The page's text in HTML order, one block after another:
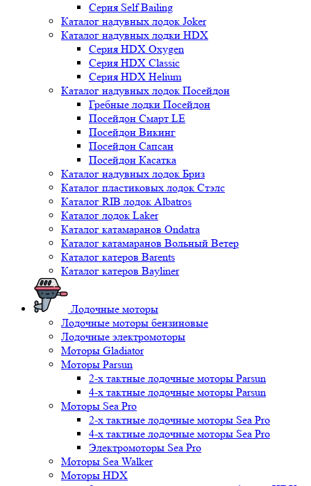
Серия Self Bailing
Каталог надувных лодок Joker
Каталог надувных лодки HDX
Серия HDX Oxygen
Серия HDX Classic
Серия HDX Helium
Каталог надувных лодок Посейдон
Гребные лодки Посейдон
Посейдон Смарт LE
Посейдон Викинг
Посейдон Сапсан
Посейдон Касатка
Каталог надувных лодок Бриз
Каталог пластиковых лодок Стэлс
Каталог RIB лодок Albatros
Каталог лодок Laker
Каталог катамаранов Ondatra
Каталог катамаранов Вольный Ветер
Каталог катеров Barents
Каталог катеров Bayliner
Лодочные моторы
Лодочные моторы бензиновые
Лодочные электромоторы
Моторы Gladiator
Моторы Parsun
2-х тактные лодочные моторы Parsun
4-х тактные лодочные моторы Parsun
Моторы Sea Pro
2-х тактные лодочные моторы Sea Pro
4-х тактные лодочные моторы Sea Pro
Электромоторы Sea Pro
Моторы Sea Walker
Моторы HDX